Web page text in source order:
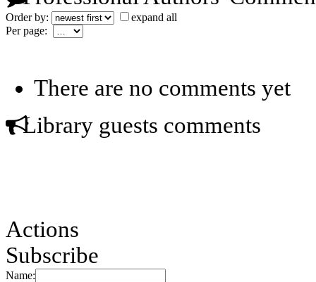
Order by:
expand all
Per page:
There are no comments yet
Library guests comments
Actions
Subscribe
Name: